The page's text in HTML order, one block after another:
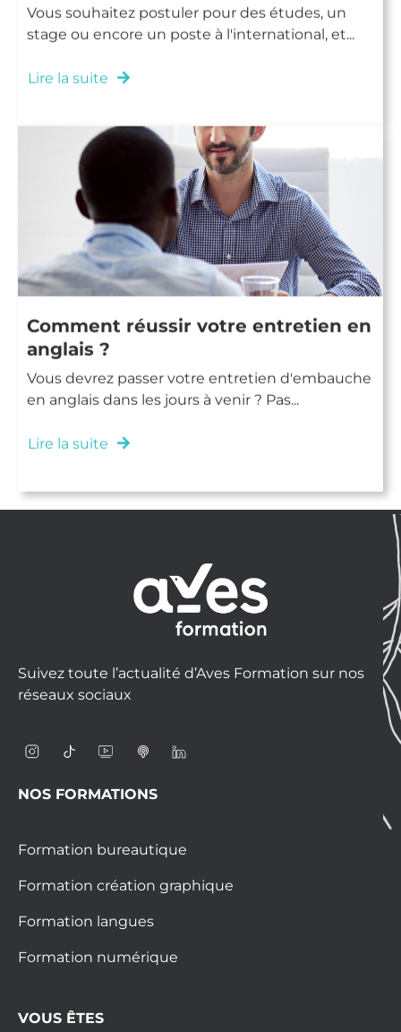
Vous souhaitez postuler pour des études, un
stage ou encore un poste à l'international, et...
Lire la suite
Comment réussir votre entretien en
anglais ?
Vous devrez passer votre entretien d'embauche
en anglais dans les jours à venir ? Pas...
Lire la suite
Suivez toute l’actualité d’Aves Formation sur nos
réseaux sociaux
NOS FORMATIONS
Formation bureautique
Formation création graphique
Formation langues
Formation numérique
VOUS ÊTES